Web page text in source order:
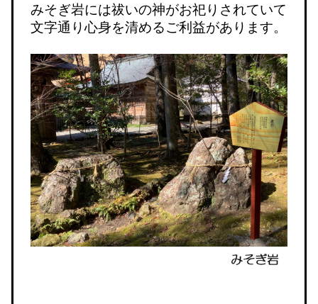
みそぎ岩には祓いの神がお祀りされていて
文字通り心身を清めるご利益があります。